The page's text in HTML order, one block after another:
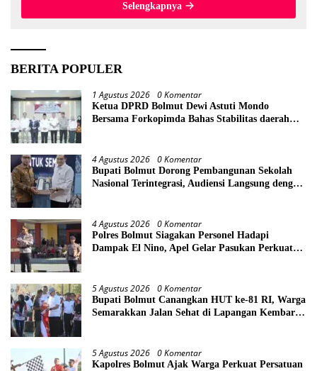
Selengkapnya
BERITA POPULER
1 Agustus 2026 0 Komentar
Ketua DPRD Bolmut Dewi Astuti Mondo
Bersama Forkopimda Bahas Stabilitas daerah
4 Agustus 2026 0 Komentar
Bupati Bolmut Dorong Pembangunan Sekolah
Nasional Terintegrasi, Audiensi Langsung dengan
4 Agustus 2026 0 Komentar
Polres Bolmut Siagakan Personel Hadapi
Dampak El Nino, Apel Gelar Pasukan Perkuat
5 Agustus 2026 0 Komentar
Bupati Bolmut Canangkan HUT ke-81 RI, Warga
Semarakkan Jalan Sehat di Lapangan Kembar
5 Agustus 2026 0 Komentar
Kapolres Bolmut Ajak Warga Perkuat Persatuan